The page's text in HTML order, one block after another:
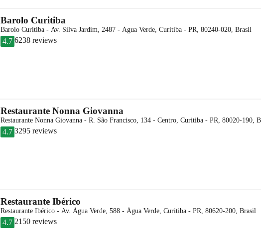
Barolo Curitiba
Barolo Curitiba - Av. Silva Jardim, 2487 - Água Verde, Curitiba - PR, 80240-020, Brasil
4.7 6238 reviews
Restaurante Nonna Giovanna
Restaurante Nonna Giovanna - R. São Francisco, 134 - Centro, Curitiba - PR, 80020-190,
4.7 3295 reviews
Restaurante Ibérico
Restaurante Ibérico - Av. Água Verde, 588 - Água Verde, Curitiba - PR, 80620-200, Brasil
4.7 2150 reviews